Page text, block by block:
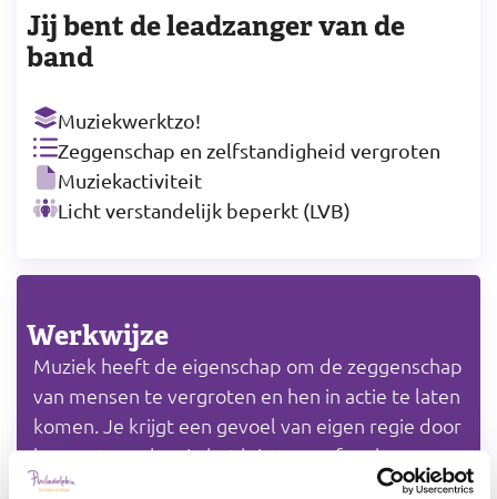
Jij bent de leadzanger van de
band
Muziekwerktzo!
Zeggenschap en zelfstandigheid vergroten
Muziekactiviteit
Licht verstandelijk beperkt (LVB)
Werkwijze
Muziek heeft de eigenschap om de zeggenschap
van mensen te vergroten en hen in actie te laten
komen. Je krijgt een gevoel van eigen regie door
keuzes te maken in het luisteren of maken van
muziek.